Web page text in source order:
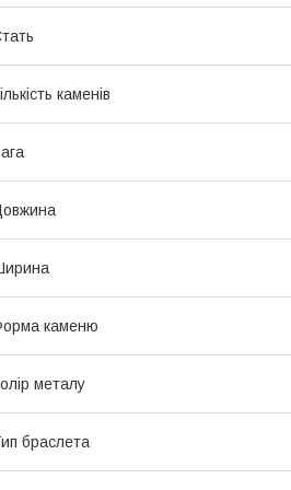
каменів
каменю
металу
браслета